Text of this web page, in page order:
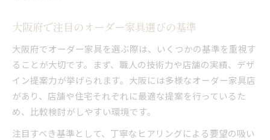
大阪府で注目のオーダー家具選びの基準
大阪府でオーダー家具を選ぶ際は、いくつかの基準を重視す
ることが大切です。まず、職人の技術力や店舗の実績、デザ
イン提案力が挙げられます。大阪には多様なオーダー家具店
があり、店舗や住宅それぞれに最適な提案を行っているた
め、比較検討がしやすい環境です。
注目すべき基準として、丁寧なヒアリングによる要望の吸い